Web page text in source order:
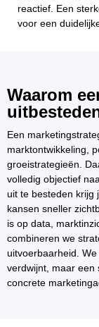
reactief. Een
voor een
Waarom
Een
marktontwikkeling,
groeistrategieën.
volledig objectief
uit te besteden krijg
kansen sneller
is op data,
combineren we
uitvoerbaarheid.
verdwijnt, maar een
concrete